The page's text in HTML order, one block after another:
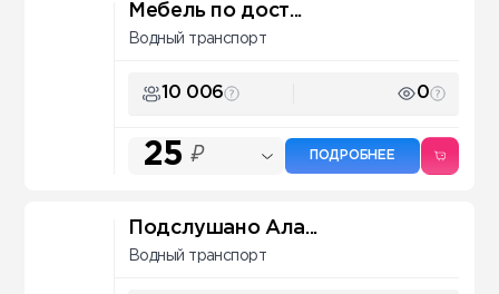
Мебель по дост...
Водный транспорт
10 006 0
25 ₽ ПОДРОБНЕЕ
Подслушано Ала...
Водный транспорт